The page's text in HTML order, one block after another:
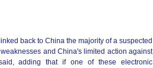
back to China the majority of a suspected
and China's limited action against
adding that if one of these electronic